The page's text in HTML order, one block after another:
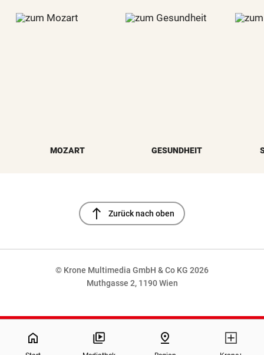
MOZART GESUNDHEIT
north Zurück nach oben
© Krone Multimedia GmbH & Co KG 2026
Muthgasse 2, 1190 Wien
home pin_drop
NaN%